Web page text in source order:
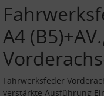
A4
Fahrwerksfeder
verstärkte Ausführung